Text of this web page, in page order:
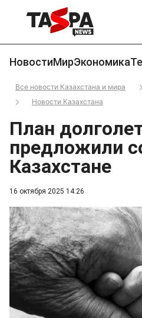
НовостиМирЭкономика
Все новости Казахстана и мира
Новости Казахстана
16 октября 2025 14:26
План
предложили
Казахстане